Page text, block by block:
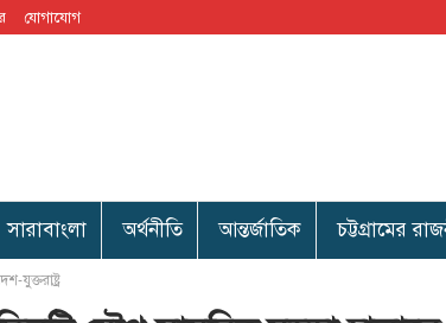
যোগাযোগ
সারাবাংলা অর্থনীতি আন্তর্জাতিক চট্টগ্রামের
যুক্তরাষ্ট্র